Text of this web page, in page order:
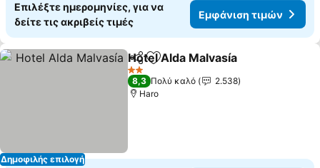
Επιλέξτε ημερομηνίες, για να
δείτε τις ακριβείς τιμές
Εμφάνιση τιμών
Δημοφιλής επιλογή
Κοινοποίηση
Προσθήκη στα αγαπημένα
Hotel Alda Malvasía
2 Αστέρια
8,3 Πολύ καλό
2.538
Haro